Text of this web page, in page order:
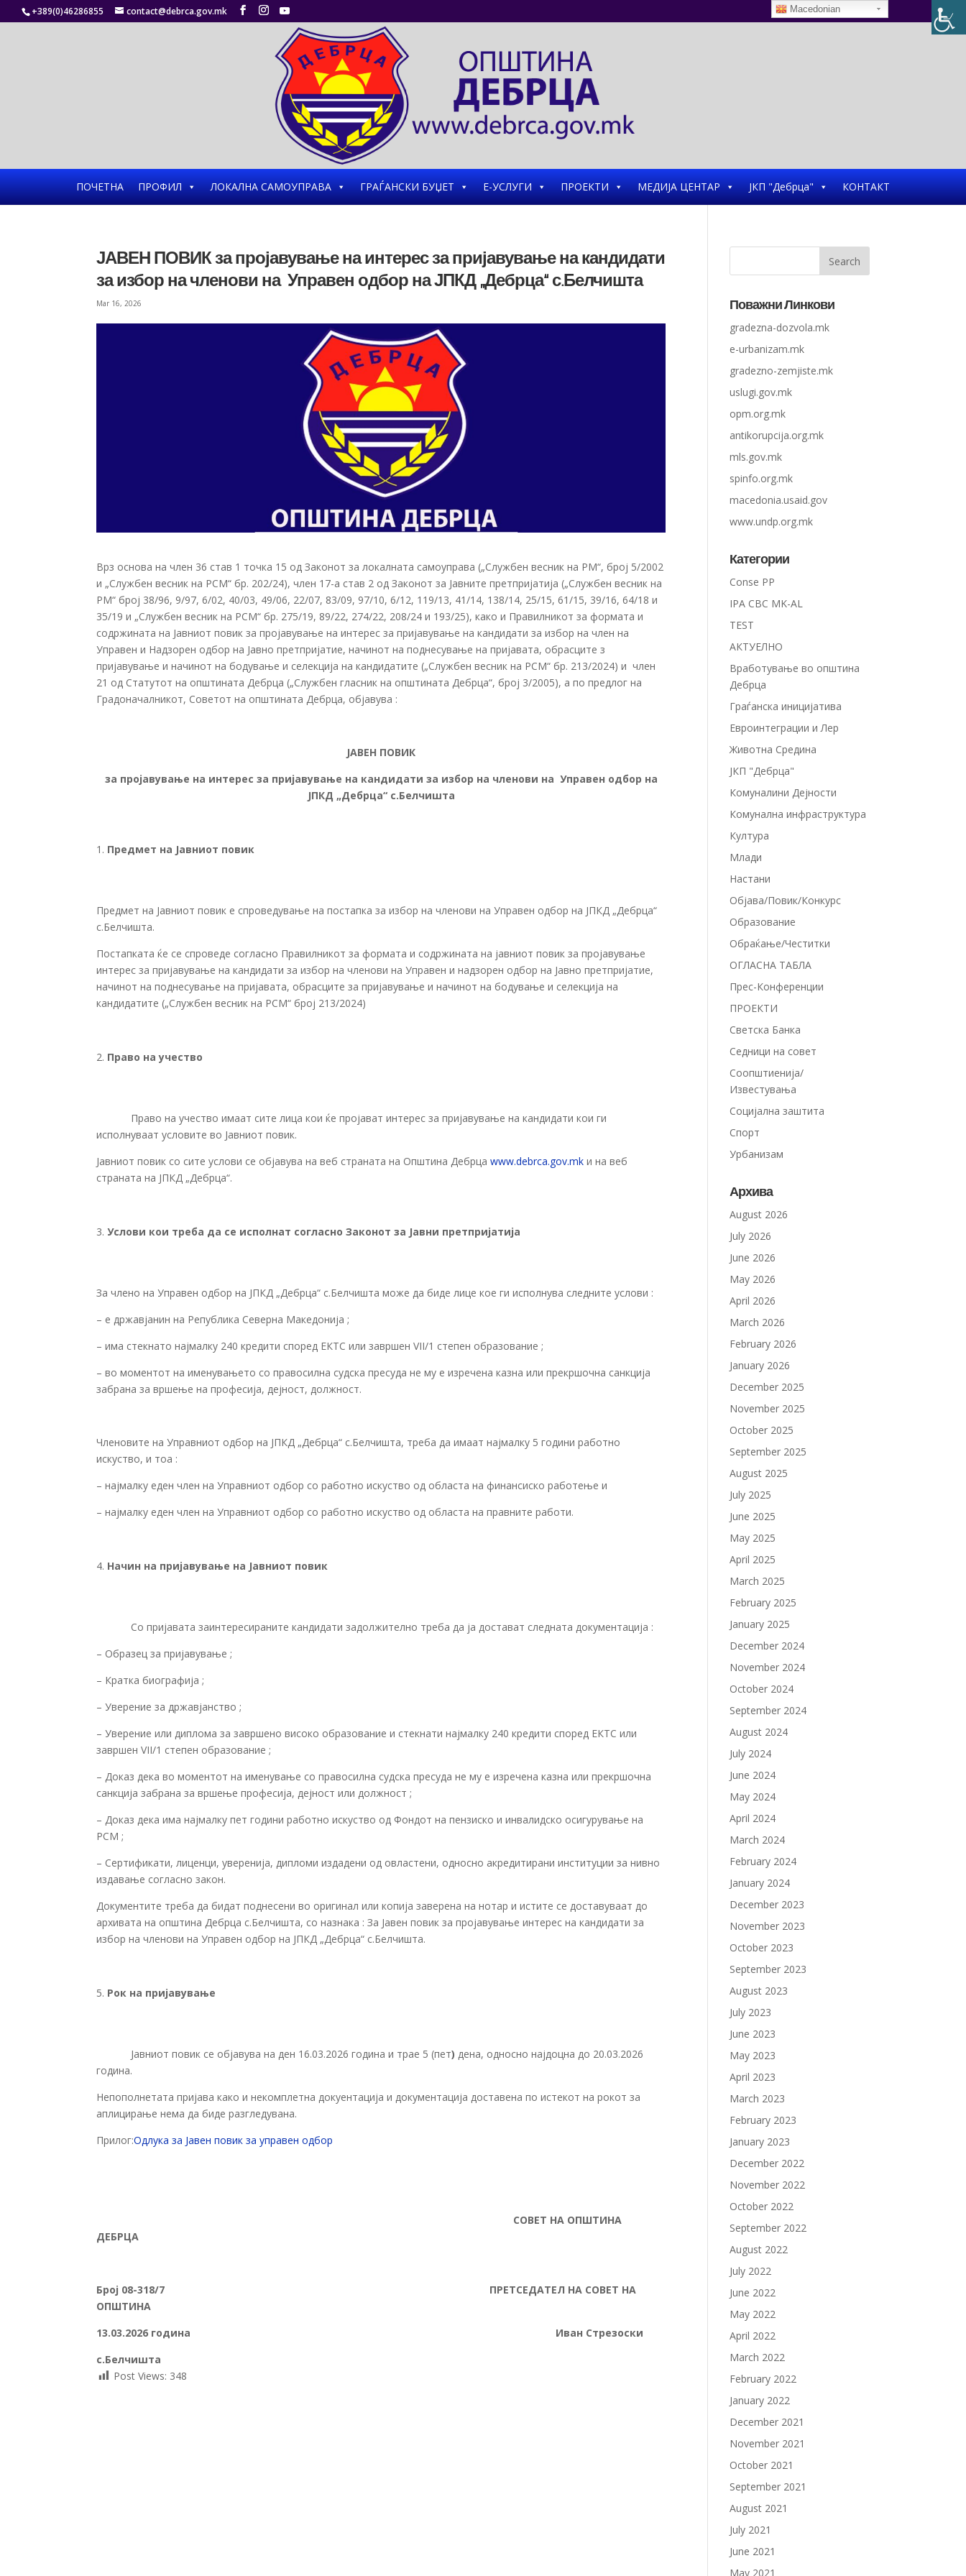
+389(0)46286855 contact@debrca.gov.mk
ПОЧЕТНА ПРОФИЛ ЛОКАЛНА САМОУПРАВА ГРАЃАНСКИ БУЏЕТ Е-УСЛУГИ ПРОЕКТИ МЕДИЈА ЦЕНТАР ЈКП "Дебрца" КОНТАКТ
ЈАВЕН ПОВИК за пројавување на интерес за пријавување на кандидати
за избор на членови на Управен одбор на ЈПКД „Дебрца“ с.Белчишта
Mar 16, 2026
Врз основа на член 36 став 1 точка 15 од Законот за локалната самоуправа („Службен весник на РМ“, број 5/2002
и „Службен весник на РСМ“ бр. 202/24), член 17-а став 2 од Законот за Јавните претпријатија („Службен весник на
РМ“ број 38/96, 9/97, 6/02, 40/03, 49/06, 22/07, 83/09, 97/10, 6/12, 119/13, 41/14, 138/14, 25/15, 61/15, 39/16, 64/18 и
35/19 и „Службен весник на РСМ“ бр. 275/19, 89/22, 274/22, 208/24 и 193/25), како и Правилникот за формата и
содржината на Јавниот повик за пројавување на интерес за пријавување на кандидати за избор на член на
Управен и Надзорен одбор на Јавно претпријатие, начинот на поднесување на пријавата, обрасците з
пријавување и начинот на бодување и селекција на кандидатите („Службен весник на РСМ“ бр. 213/2024) и член
21 од Статутот на општината Дебрца („Службен гласник на општината Дебрца“, број 3/2005), а по предлог на
Градоначалникот, Советот на општината Дебрца, објавува :
ЈАВЕН ПОВИК
за пројавување на интерес за пријавување на кандидати за избор на членови на Управен одбор на
ЈПКД „Дебрца“ с.Белчишта
Предмет на Јавниот повик
Предмет на Јавниот повик е спроведување на постапка за избор на членови на Управен одбор на ЈПКД „Дебрца“
с.Белчишта.
Постапката ќе се спроведе согласно Правилникот за формата и содржината на јавниот повик за пројавување
интерес за пријавување на кандидати за избор на членови на Управен и надзорен одбор на Јавно претпријатие,
начинот на поднесување на пријавата, обрасците за пријавување и начинот на бодување и селекција на
кандидатите („Службен весник на РСМ“ број 213/2024)
Право на учество
Право на учество имаат сите лица кои ќе пројават интерес за пријавување на кандидати кои ги
исполнуваат условите во Јавниот повик.
Јавниот повик со сите услови се објавува на веб страната на Општина Дебрцаwww.debrca.gov.mk и на веб
страната на ЈПКД „Дебрца“.
Услови кои треба да се исполнат согласно Законот за Јавни претпријатија
За члено на Управен одбор на ЈПКД „Дебрца“ с.Белчишта може да биде лице кое ги исполнува следните услови :
– е државјанин на Република Северна Македонија ;
– има стекнато најмалку 240 кредити според ЕКТС или завршен VII/1 степен образование ;
– во моментот на именувањето со правосилна судска пресуда не му е изречена казна или прекршочна санкција
забрана за вршење на професија, дејност, должност.
Членовите на Управниот одбор на ЈПКД „Дебрца“ с.Белчишта, треба да имаат најмалку 5 години работно
искуство, и тоа :
– најмалку еден член на Управниот одбор со работно искуство од областа на финансиско работење и
– најмалку еден член на Управниот одбор со работно искуство од областа на правните работи.
Начин на пријавување на Јавниот повик
Со пријавата заинтересираните кандидати задолжително треба да ја достават следната документација :
– Образец за пријавување ;
– Кратка биографија ;
– Уверение за државјанство ;
– Уверение или диплома за завршено високо образование и стекнати најмалку 240 кредити според ЕКТС или
завршен VII/1 степен образование ;
– Доказ дека во моментот на именување со правосилна судска пресуда не му е изречена казна или прекршочна
санкција забрана за вршење професија, дејност или должност ;
– Доказ дека има најмалку пет години работно искуство од Фондот на пензиско и инвалидско осигурување на
РСМ ;
– Сертификати, лиценци, уверенија, дипломи издадени од овластени, односно акредитирани институции за нивно
издавање согласно закон.
Документите треба да бидат поднесени во оригинал или копија заверена на нотар и истите се доставуваат до
архивата на општина Дебрца с.Белчишта, со назнака : За Јавен повик за пројавување интерес на кандидати за
избор на членови на Управен одбор на ЈПКД „Дебрца“ с.Белчишта.
Рок на пријавување
Јавниот повик се објавува на ден 16.03.2026 година и трае 5 (пет) дена, односно најдоцна до 20.03.2026
година.
Непополнетата пријава како и некомплетна докуентација и документација доставена по истекот на рокот за
аплицирање нема да биде разгледувана.
Прилог:Одлука за Јавен повик за управен одбор
СОВЕТ НА ОПШТИНА
ДЕБРЦА
Број 08-318/7 ПРЕТСЕДАТЕЛ НА СОВЕТ НА
ОПШТИНА
13.03.2026 година
Иван Стрезоски
с.Белчишта
Post Views: 348
Поважни Линкови
gradezna-dozvola.mk
e-urbanizam.mk
gradezno-zemjiste.mk
uslugi.gov.mk
opm.org.mk
antikorupcija.org.mk
mls.gov.mk
spinfo.org.mk
macedonia.usaid.gov
www.undp.org.mk
Категории
Conse PP
IPA CBC MK-AL
TEST
АКТУЕЛНО
Вработување во општина
Дебрца
Граѓанска иницијатива
Евроинтеграции и Лер
Животна Средина
ЈКП "Дебрца"
Комуналини Дејности
Комунална инфраструктура
Култура
Млади
Настани
Објава/Повик/Конкурс
Образование
Обраќање/Честитки
ОГЛАСНА ТАБЛА
Прес-Конференции
ПРОЕКТИ
Светска Банка
Седници на совет
Соопштиенија/
Известувања
Социјална заштита
Спорт
Урбанизам
Архива
August 2026
July 2026
June 2026
May 2026
April 2026
March 2026
February 2026
January 2026
December 2025
November 2025
October 2025
September 2025
August 2025
July 2025
June 2025
May 2025
April 2025
March 2025
February 2025
January 2025
December 2024
November 2024
October 2024
September 2024
August 2024
July 2024
June 2024
May 2024
April 2024
March 2024
February 2024
January 2024
December 2023
November 2023
October 2023
September 2023
August 2023
July 2023
June 2023
May 2023
April 2023
March 2023
February 2023
January 2023
December 2022
November 2022
October 2022
September 2022
August 2022
July 2022
June 2022
May 2022
April 2022
March 2022
February 2022
January 2022
December 2021
November 2021
October 2021
September 2021
August 2021
July 2021
June 2021
May 2021
Macedonian